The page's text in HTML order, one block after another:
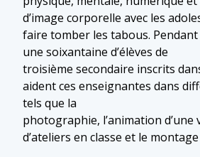
d’image corporelle avec les
faire tomber les tabous. Pendant
une soixantaine d’élèves de
troisième secondaire inscrits
aident ces enseignantes dans
tels que la
photographie, l’animation d’une
d’ateliers en classe et le